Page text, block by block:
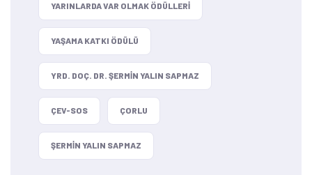
YARINLARDA VAR OLMAK ÖDÜLLERI
YAŞAMA KATKI ÖDÜLÜ
YRD. DOÇ. DR. ŞERMIN YALIN SAPMAZ
ÇEV-SOS ÇORLU
ŞERMIN YALIN SAPMAZ